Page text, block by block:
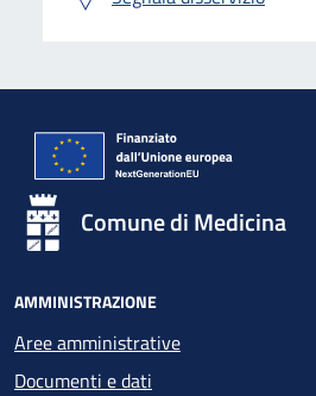
Comune di Medicina
AMMINISTRAZIONE
Aree amministrative
Documenti e dati